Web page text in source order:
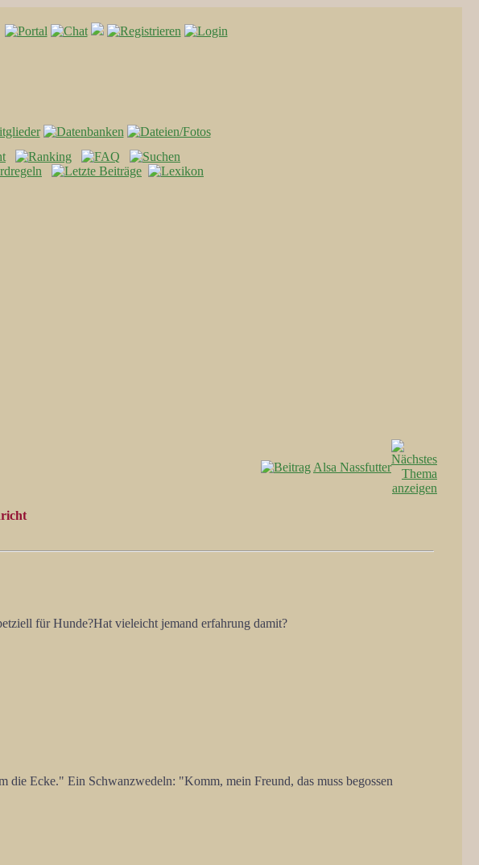
Alsa Nassfutter
für Hunde?Hat vieleicht jemand erfahrung damit?
die Ecke." Ein Schwanzwedeln: "Komm, mein Freund, das muss begossen